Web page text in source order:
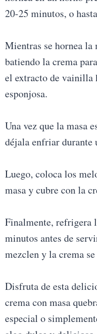
20-25 minutos, o
Mientras se hornea la
batiendo la crema
el extracto de vainilla
esponjosa.
Una vez que la masa
déjala enfriar durante
Luego, coloca los
masa y cubre con la
Finalmente, refrigera
minutos antes de
mezclen y la crema
Disfruta de esta
crema con masa
especial o